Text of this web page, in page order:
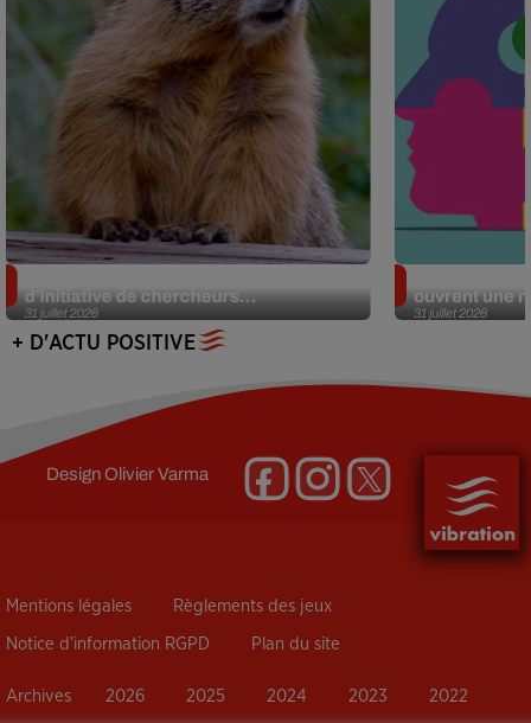
31 juillet 2026
d’initiative de chercheurs...
31 juillet 2026
ouvrent une
+ D'ACTU POSITIVE
DesignOlivier Varma
Mentions légales Règlements des jeux
Notice d’information RGPD Plan du site
Archives 2026 2025 2024 2023 2022